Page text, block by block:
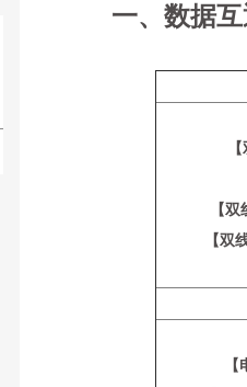
一、数据
【
【双